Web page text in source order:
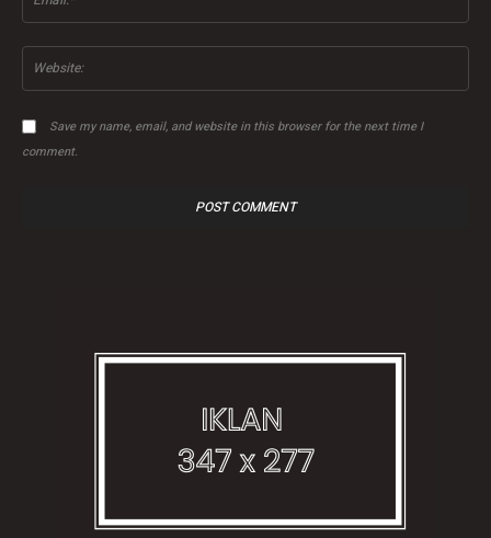
Save my name, email, and website in this browser for the next time I
comment.